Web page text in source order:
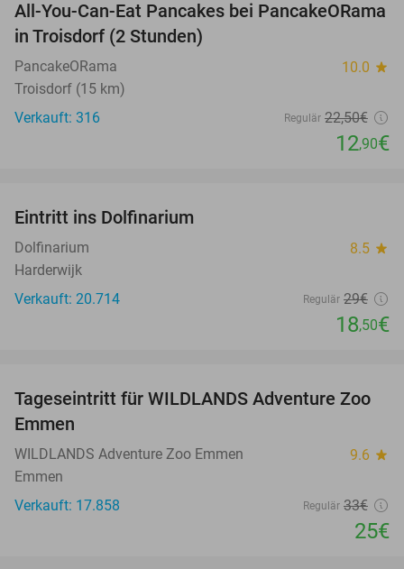
43%
All-You-Can-Eat Pancakes bei PancakeORama
in Troisdorf (2 Stunden)
PancakeORama 10.0 star
Troisdorf (15 km)
Verkauft: 316
Regulär 22,50€
12,90€
Eintritt ins Dolfinarium
Dolfinarium 8.5 star
Harderwijk
Verkauft: 20.714
Regulär 29€
18,50€
24%
Tageseintritt für WILDLANDS Adventure Zoo
Emmen
WILDLANDS Adventure Zoo Emmen 9.6 star
Emmen
Verkauft: 17.858
Regulär 33€
25€